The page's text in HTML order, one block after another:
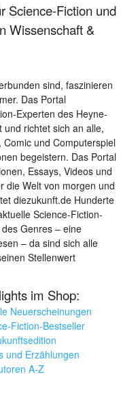
Science-Fiction und
Wissenschaft &
sind, faszinieren
Das Portal
Experten des Heyne-
richtet sich an alle,
Comic und Computerspiel
begeistern. Das Portal
Essays, Videos und
die Welt von morgen und
diezukunft.de Hunderte
Science-Fiction-
Genres – eine
– da sind sich alle
Stellenwert
im Shop:
Neuerscheinungen
Fiction-Bestseller
und Erzählungen
A-Z